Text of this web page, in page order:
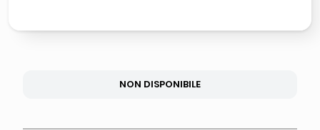
NON DISPONIBILE